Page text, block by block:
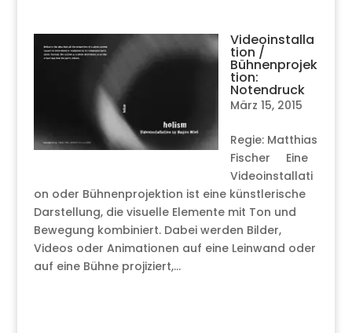
Videoinstalla
tion /
Bühnenprojek
tion:
Notendruck
März 15, 2015
Regie: Matthias
Fischer Eine
Videoinstallati
on oder Bühnenprojektion ist eine künstlerische
Darstellung, die visuelle Elemente mit Ton und
Bewegung kombiniert. Dabei werden Bilder,
Videos oder Animationen auf eine Leinwand oder
auf eine Bühne projiziert,...